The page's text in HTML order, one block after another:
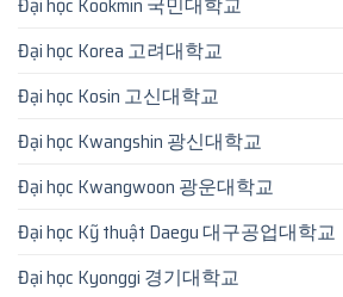
Đại học Korea 고려대학교
Đại học Kosin 고신대학교
Đại học Kwangshin 광신대학교
Đại học Kwangwoon 광운대학교
Đại học Kỹ thuật Daegu 대구공업대학교
Đại học Kyonggi 경기대학교